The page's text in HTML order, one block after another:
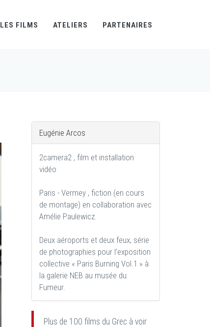
FILMS ATELIERS PARTENAIRES
Eugénie Arcos
2camera2 , film et installation
vidéo
Paris - Vermey , fiction (en cours
de montage) en collaboration avec
Amélie Paulewicz.
Deux aéroports et deux feux, série
de photographies pour l’exposition
collective « Paris Burning Vol.1 » à
la galerie NEB au musée du
Fumeur.
Plus de 100 films du Grec à voir